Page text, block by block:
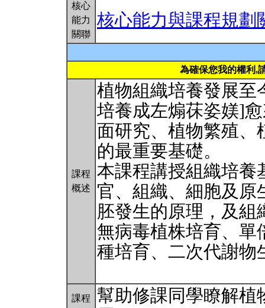
核心
能力
關聯
核心能力與課程規劃
為確保您我的權利,
課程
概述
植物組織培養發展至
培養成左煽茠姿媄]
面研究、植物繁殖、
的最重要基礎。
本課程講授組織培養
官、組織、細胞及原
胚發生的原理，及組
無病毒植株培育、單
種培育、二次代謝物
課程
幫助修課同學瞭解植